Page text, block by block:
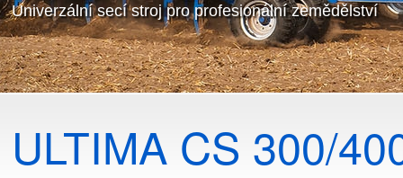
ULTIMA CS 300/
Univerzální secí stroj pro profesionální zemědělství